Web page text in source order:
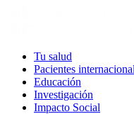
Tu salud
Pacientes
Educación
Investigación
Impacto Social